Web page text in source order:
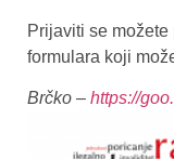
Prijaviti se
formulara koji
Brčko – https://